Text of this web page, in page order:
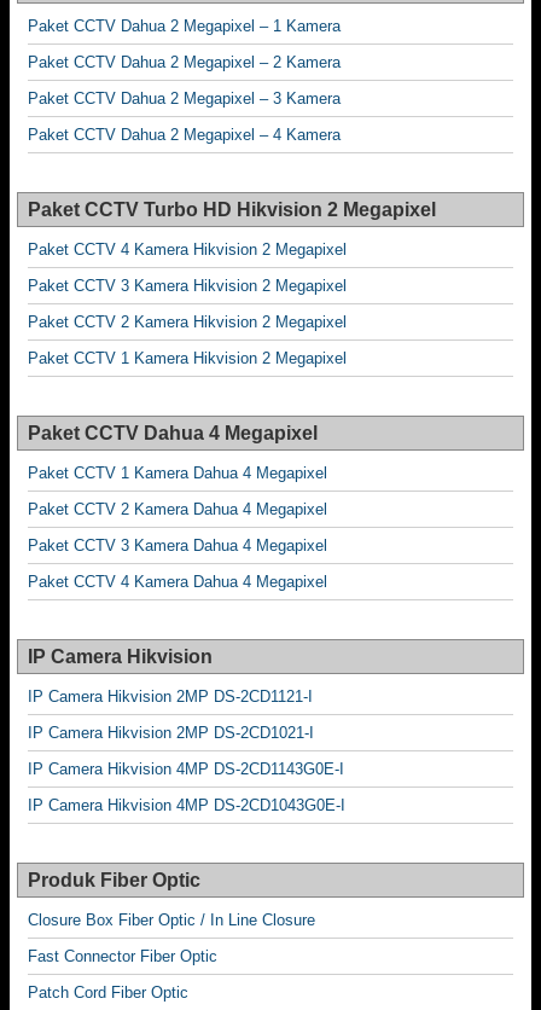
Paket CCTV Dahua 2 Megapixel – 1 Kamera
Paket CCTV Dahua 2 Megapixel – 2 Kamera
Paket CCTV Dahua 2 Megapixel – 3 Kamera
Paket CCTV Dahua 2 Megapixel – 4 Kamera
Paket CCTV Turbo HD Hikvision 2 Megapixel
Paket CCTV 4 Kamera Hikvision 2 Megapixel
Paket CCTV 3 Kamera Hikvision 2 Megapixel
Paket CCTV 2 Kamera Hikvision 2 Megapixel
Paket CCTV 1 Kamera Hikvision 2 Megapixel
Paket CCTV Dahua 4 Megapixel
Paket CCTV 1 Kamera Dahua 4 Megapixel
Paket CCTV 2 Kamera Dahua 4 Megapixel
Paket CCTV 3 Kamera Dahua 4 Megapixel
Paket CCTV 4 Kamera Dahua 4 Megapixel
IP Camera Hikvision
IP Camera Hikvision 2MP DS-2CD1121-I
IP Camera Hikvision 2MP DS-2CD1021-I
IP Camera Hikvision 4MP DS-2CD1143G0E-I
IP Camera Hikvision 4MP DS-2CD1043G0E-I
Produk Fiber Optic
Closure Box Fiber Optic / In Line Closure
Fast Connector Fiber Optic
Patch Cord Fiber Optic